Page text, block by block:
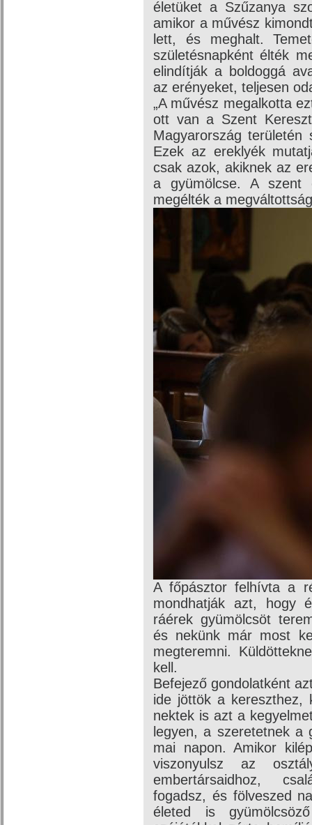
életüket a Szűzanya
amikor a művész
lett, és meghalt.
születésnapként élték
elindítják a boldoggá
az erényeket, teljesen
„A művész megalkotta
ott van a Szent
Magyarország területén
Ezek az ereklyék
csak azok, akiknek az
a gyümölcse. A szent
megélték a
A főpásztor felhívta a
mondhatják azt, hogy
ráérek gyümölcsöt
és nekünk már most
megteremni.
kell.
Befejező gondolatként
ide jöttök a kereszthez,
nektek is azt a
legyen, a szeretetnek a
mai napon. Amikor
viszonyulsz az
embertársaidhoz,
fogadsz, és fölveszed
életed is